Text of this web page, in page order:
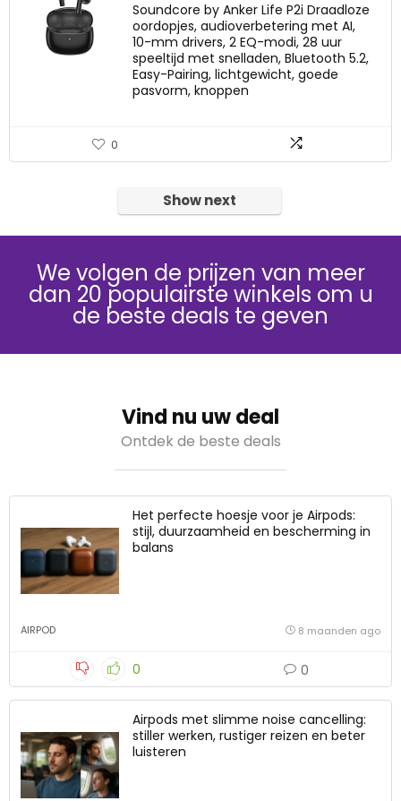
Soundcore by Anker Life P2i Draadloze
oordopjes, audioverbetering met AI,
10-mm drivers, 2 EQ-modi, 28 uur
speeltijd met snelladen, Bluetooth 5.2,
Easy-Pairing, lichtgewicht, goede
pasvorm, knoppen
0
Show next
We volgen de prijzen van meer
dan 20 populairste winkels om u
de beste deals te geven
Vind nu uw deal
Ontdek de beste deals
Het perfecte hoesje voor je Airpods:
stijl, duurzaamheid en bescherming in
balans
AIRPOD 8 maanden ago
0 0
Airpods met slimme noise cancelling:
stiller werken, rustiger reizen en beter
luisteren